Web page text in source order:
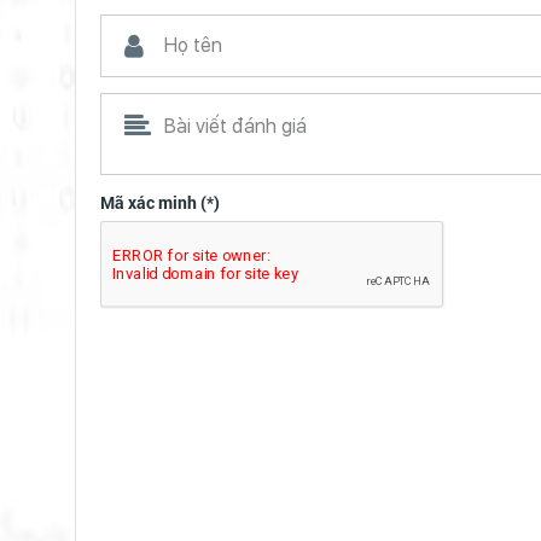
Mã xác minh (*)